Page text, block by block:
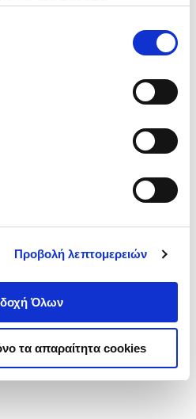
από τα παρακάτω με την
να ενημερωθείτε σχετικά με
Προβολή λεπτομερειών
Όλων
τα απαραίτητα cookies